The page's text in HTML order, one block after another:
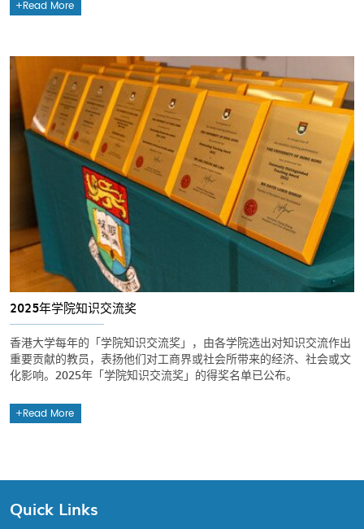
Read More
2025年学院知识交流奖
香港大学每年的「学院知识交流奖」，由各学院选出对知识交流作出
重要贡献的教员，表扬他们对工商界或社会所带来的经济、社会或文
化影响。2025年「学院知识交流奖」的得奖名单已公布。
Read More
Quick Links